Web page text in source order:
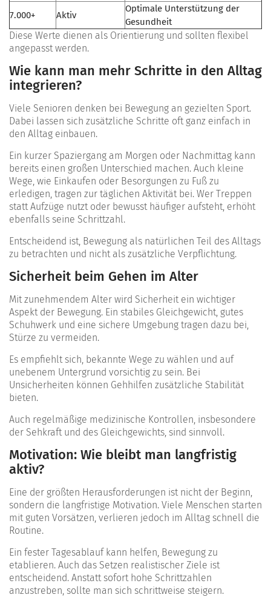
7.000+
Aktiv
Optimale Unterstützung der
Gesundheit
Diese Werte dienen als Orientierung und sollten flexibel
angepasst werden.
Wie kann man mehr Schritte in den Alltag
integrieren?
Viele Senioren denken bei Bewegung an gezielten Sport.
Dabei lassen sich zusätzliche Schritte oft ganz einfach in
den Alltag einbauen.
Ein kurzer Spaziergang am Morgen oder Nachmittag kann
bereits einen großen Unterschied machen. Auch kleine
Wege, wie Einkaufen oder Besorgungen zu Fuß zu
erledigen, tragen zur täglichen Aktivität bei. Wer Treppen
statt Aufzüge nutzt oder bewusst häufiger aufsteht, erhöht
ebenfalls seine Schrittzahl.
Entscheidend ist, Bewegung als natürlichen Teil des Alltags
zu betrachten und nicht als zusätzliche Verpflichtung.
Sicherheit beim Gehen im Alter
Mit zunehmendem Alter wird Sicherheit ein wichtiger
Aspekt der Bewegung. Ein stabiles Gleichgewicht, gutes
Schuhwerk und eine sichere Umgebung tragen dazu bei,
Stürze zu vermeiden.
Es empfiehlt sich, bekannte Wege zu wählen und auf
unebenem Untergrund vorsichtig zu sein. Bei
Unsicherheiten können Gehhilfen zusätzliche Stabilität
bieten.
Auch regelmäßige medizinische Kontrollen, insbesondere
der Sehkraft und des Gleichgewichts, sind sinnvoll.
Motivation: Wie bleibt man langfristig
aktiv?
Eine der größten Herausforderungen ist nicht der Beginn,
sondern die langfristige Motivation. Viele Menschen starten
mit guten Vorsätzen, verlieren jedoch im Alltag schnell die
Routine.
Ein fester Tagesablauf kann helfen, Bewegung zu
etablieren. Auch das Setzen realistischer Ziele ist
entscheidend. Anstatt sofort hohe Schrittzahlen
anzustreben, sollte man sich schrittweise steigern.